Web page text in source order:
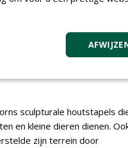
waterdoorlatend zijn en
gerecyclede en
sculpturale houtstapels
en kleine dieren dienen.
zijn terrein door